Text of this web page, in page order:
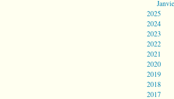
2025
2024
2023
2022
2021
2020
2019
2018
2017